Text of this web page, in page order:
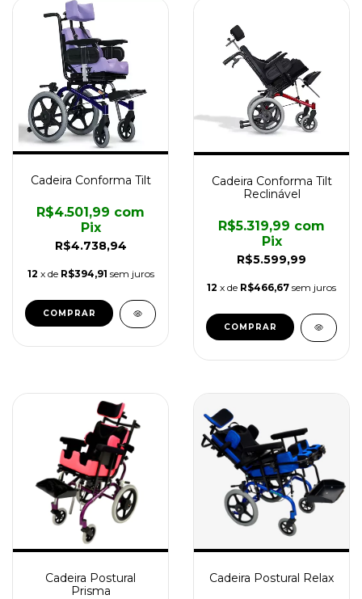
Cadeira Conforma Tilt
R$4.738,94
R$4.501,99 com
Pix
12 x de R$394,91 sem juros
COMPRAR
Cadeira Conforma Tilt
Reclinável
R$5.599,99
R$5.319,99 com
Pix
12 x de R$466,67 sem juros
COMPRAR
Cadeira Postural
Prisma
Cadeira Postural Relax